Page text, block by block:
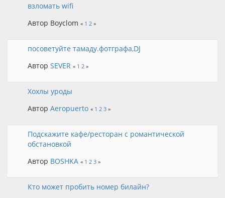
взломать wifi
Автор Boyclom « 1 2 »
посоветуйте тамаду.фотграфа,DJ
Автор SEVER « 1 2 »
Хохлы уроды
Автор Aeropuerto « 1 2 3 »
Подскажите кафе/ресторан с романтической
обстановкой
Автор BOSHKA « 1 2 3 »
Кто может пробить номер билайн?